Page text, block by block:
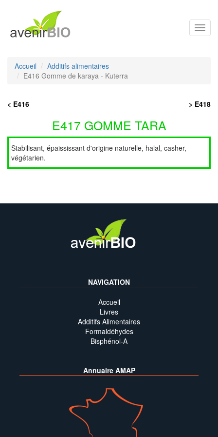
Accueil
Additifs alimentaires
E416 Gomme de karaya - Kuterra
< E416 > E418
E417 GOMME TARA
Stabilisant, épaississant d'origine naturelle, halal, casher,
végétarien.
NAVIGATION
Accueil
Livres
Additifs Alimentaires
Formaldéhydes
Bisphénol-A
Annuaire AMAP